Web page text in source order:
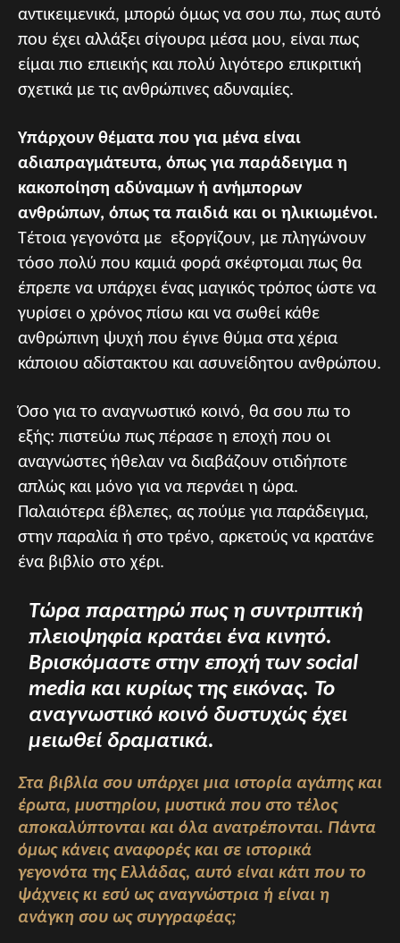
αντικειμενικά, μπορώ όμως να σου πω, πως αυτό
που έχει αλλάξει σίγουρα μέσα μου, είναι πως
είμαι πιο επιεικής και πολύ λιγότερο επικριτική
σχετικά με τις ανθρώπινες αδυναμίες.
Υπάρχουν θέματα που για μένα είναι
αδιαπραγμάτευτα, όπως για παράδειγμα η
κακοποίηση αδύναμων ή ανήμπορων
ανθρώπων, όπως τα παιδιά και οι ηλικιωμένοι.
Τέτοια γεγονότα με εξοργίζουν, με πληγώνουν
τόσο πολύ που καμιά φορά σκέφτομαι πως θα
έπρεπε να υπάρχει ένας μαγικός τρόπος ώστε να
γυρίσει ο χρόνος πίσω και να σωθεί κάθε
ανθρώπινη ψυχή που έγινε θύμα στα χέρια
κάποιου αδίστακτου και ασυνείδητου ανθρώπου.
Όσο για το αναγνωστικό κοινό, θα σου πω το
εξής: πιστεύω πως πέρασε η εποχή που οι
αναγνώστες ήθελαν να διαβάζουν οτιδήποτε
απλώς και μόνο για να περνάει η ώρα.
Παλαιότερα έβλεπες, ας πούμε για παράδειγμα,
στην παραλία ή στο τρένο, αρκετούς να κρατάνε
ένα βιβλίο στο χέρι.
Τώρα παρατηρώ πως η συντριπτική
πλειοψηφία κρατάει ένα κινητό.
Βρισκόμαστε στην εποχή των social
media και κυρίως της εικόνας. Το
αναγνωστικό κοινό δυστυχώς έχει
μειωθεί δραματικά.
Στα βιβλία σου υπάρχει μια ιστορία αγάπης και
έρωτα, μυστηρίου, μυστικά που στο τέλος
αποκαλύπτονται και όλα ανατρέπονται. Πάντα
όμως κάνεις αναφορές και σε ιστορικά
γεγονότα της Ελλάδας, αυτό είναι κάτι που το
ψάχνεις κι εσύ ως αναγνώστρια ή είναι η
ανάγκη σου ως συγγραφέας;